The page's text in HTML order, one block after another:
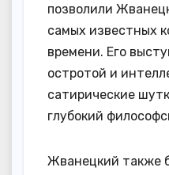
позволили
самых известных
времени. Его
остротой и
сатирические
глубокий
Жванецкий также